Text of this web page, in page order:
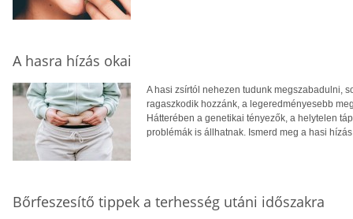
A hasra hízás okai
A hasi zsírtól nehezen tudunk megszabadulni,
ragaszkodik hozzánk, a legeredményesebb
Hátterében a genetikai tényezők, a helytelen
problémák is állhatnak. Ismerd meg a hasi
Bőrfeszesítő tippek a terhesség utáni időszakra